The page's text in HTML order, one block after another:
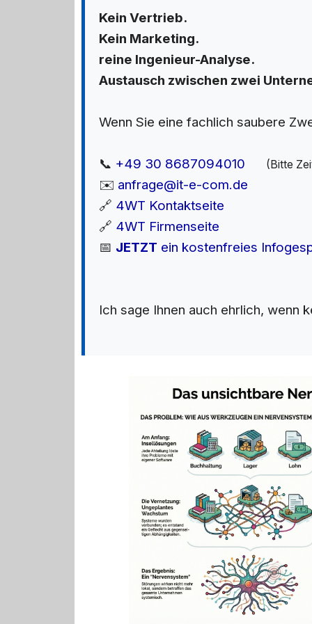
Kein Vertrieb.
Kein Marketing.
reine Ingenieur-Analyse.
Austausch zwischen zwei
Wenn Sie eine fachlich saubere
📞 +49 30 8687094010 (Bitte
✉️ anfrage@it-e-com.de
🔗 4WT Kontaktseite
🔗 4WT Firmenseite
📅 JETZT ein kostenfreies
Ich sage Ihnen auch ehrlich, wenn